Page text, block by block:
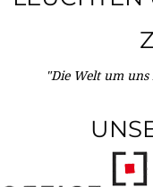
"Die Welt um